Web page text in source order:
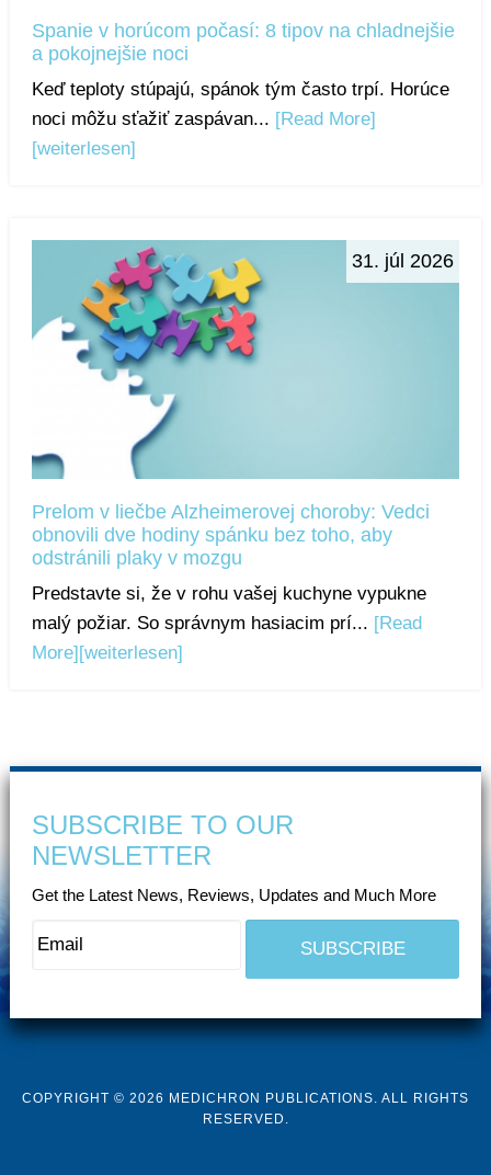
Spanie v horúcom počasí: 8 tipov na chladnejšie
a pokojnejšie noci
Keď teploty stúpajú, spánok tým často trpí. Horúce
noci môžu sťažiť zaspávan... [Read More]
[weiterlesen]
31. júl 2026
Prelom v liečbe Alzheimerovej choroby: Vedci
obnovili dve hodiny spánku bez toho, aby
odstránili plaky v mozgu
Predstavte si, že v rohu vašej kuchyne vypukne
malý požiar. So správnym hasiacim prí... [Read
More][weiterlesen]
SUBSCRIBE TO OUR
NEWSLETTER
Get the Latest News, Reviews, Updates and Much More
COPYRIGHT © 2026 MEDICHRON PUBLICATIONS. ALL RIGHTS
RESERVED.